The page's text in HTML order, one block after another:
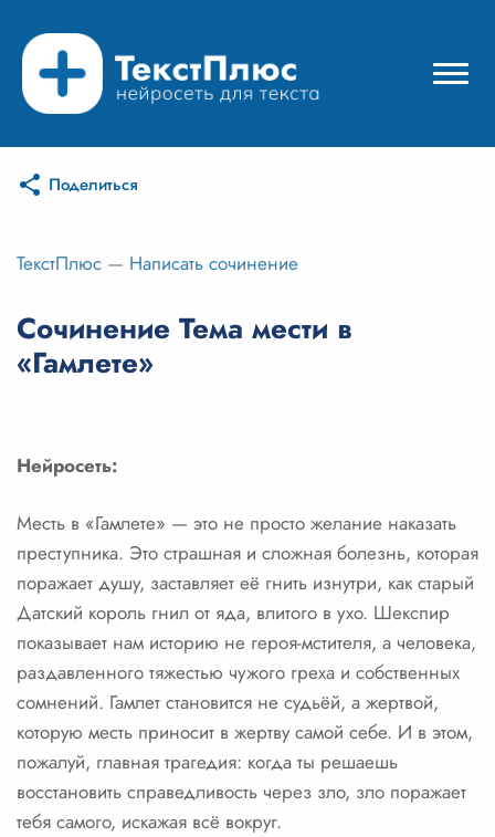
Режимы нейросети
Цены
Вход
Вход с Telegram
Поделиться
ТекстПлюс — Написать сочинение
Сочинение Тема мести в
«Гамлете»
Нейросеть:
Месть в «Гамлете» — это не просто желание наказать
преступника. Это страшная и сложная болезнь, которая
поражает душу, заставляет её гнить изнутри, как старый
Датский король гнил от яда, влитого в ухо. Шекспир
показывает нам историю не героя-мстителя, а человека,
раздавленного тяжестью чужого греха и собственных
сомнений. Гамлет становится не судьёй, а жертвой,
которую месть приносит в жертву самой себе. И в этом,
пожалуй, главная трагедия: когда ты решаешь
восстановить справедливость через зло, зло поражает
тебя самого, искажая всё вокруг.